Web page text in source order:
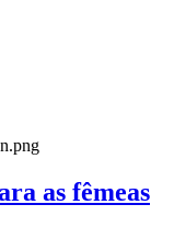
as fêmeas